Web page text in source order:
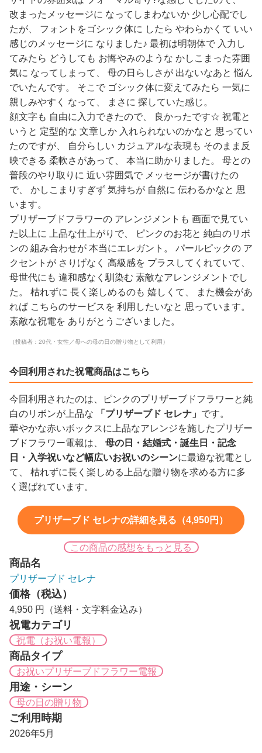
改まったメッセージに なってしまわないか 少し心配でし
たが、 フォントをゴシック体に したら やわらかくて いい
感じのメッセージに なりました♪ 最初は明朝体で 入力し
てみたら どうしても お悔やみのような かしこまった雰囲
気に なってしまって、 母の日らしさが 出ないなあと 悩ん
でいたんです。 そこで ゴシック体に変えてみたら 一気に
親しみやすく なって、 まさに 探していた感じ。
顔文字も 自由に入力できたので、 良かったです☆ 祝電と
いうと 定型的な 文章しか 入れられないのかなと 思ってい
たのですが、 自分らしい カジュアルな表現も そのまま反
映できる 柔軟さがあって、 本当に助かりました。 母との
普段のやり取りに 近い雰囲気で メッセージが書けたの
で、 かしこまりすぎず 気持ちが 自然に 伝わるかなと 思
います。
プリザーブドフラワーの アレンジメントも 画面で見てい
た以上に 上品な仕上がりで、 ピンクのお花と 純白のリボ
ンの 組み合わせが 本当にエレガント。 パールピックの ア
クセントが さりげなく 高級感を プラスしてくれていて、
母世代にも 違和感なく馴染む 素敵なアレンジメントでし
た。 枯れずに 長く楽しめるのも 嬉しくて、 また機会があ
れば こちらのサービスを 利用したいなと 思っています。
素敵な祝電を ありがとうございました。
（投稿者：20代・女性／母への母の日の贈り物として利用）
今回利用された祝電商品はこちら
今回利用されたのは、ピンクのプリザーブドフラワーと純
白のリボンが上品な
「プリザーブド セレナ」 です。
華やかな赤いボックスに上品なアレンジを施したプリザー
ブドフラワー電報は、 母の日・結婚式・誕生日・記念
日・入学祝いなど幅広いお祝いのシーンに最適な祝電とし
て、 枯れずに長く楽しめる上品な贈り物を求める方に多
く選ばれています。
プリザーブド セレナの詳細を見る（4,950円）
この商品の感想をもっと見る
商品名
プリザーブド セレナ
価格（税込）
4,950 円（送料・文字料金込み）
祝電カテゴリ
祝電（お祝い電報）
商品タイプ
お祝いプリザーブドフラワー電報
用途・シーン
母の日の贈り物
ご利用時期
2026年5月